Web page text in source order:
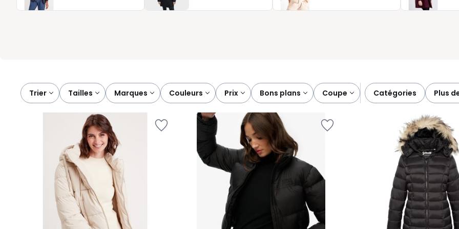
journées les plus froides, trouvez le modèle qui vous accompagne dehors comme dedans, sans contrainte.
Trier
tailles marques couleurs prix bons plans coupe catégories plus